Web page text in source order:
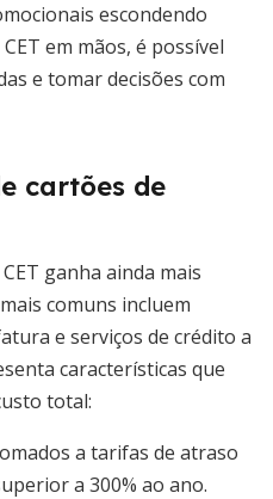
escondendo
em mãos, é possível
e tomar decisões com
cartões de
ganha ainda mais
comuns incluem
e serviços de crédito a
características que
total:
a tarifas de atraso
a 300% ao ano.